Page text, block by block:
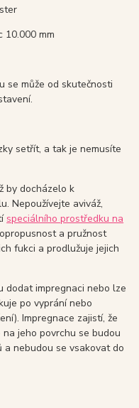
10.000 mm
se může od skutečnosti
setřít, a tak je nemusíte
by docházelo k
Nepoužívejte aviváž,
speciálního prostředku na
a pružnost
fukci a prodlužuje jejich
dodat impregnaci nebo lze
po vyprání nebo
Impregnace zajistí, že
jeho povrchu se budou
nebudou se vsakovat do